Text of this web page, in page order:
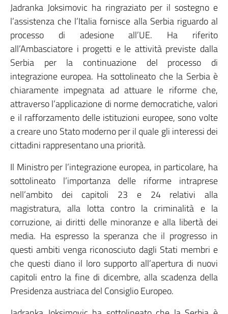
Jadranka Joksimovic ha ringraziato per il sostegno e
l’assistenza che l’Italia fornisce alla Serbia riguardo al
processo di adesione all’UE. Ha riferito
all’Ambasciatore i progetti e le attività previste dalla
Serbia per la continuazione del processo di
integrazione europea. Ha sottolineato che la Serbia è
chiaramente impegnata ad attuare le riforme che,
attraverso l’applicazione di norme democratiche, valori
e il rafforzamento delle istituzioni europee, sono volte
a creare uno Stato moderno per il quale gli interessi dei
cittadini rappresentano una priorità.
Il Ministro per l’integrazione europea, in particolare, ha
sottolineato l’importanza delle riforme intraprese
nell’ambito dei capitoli 23 e 24 relativi alla
magistratura, alla lotta contro la criminalità e la
corruzione, ai diritti delle minoranze e alla libertà dei
media. Ha espresso la speranza che il progresso in
questi ambiti venga riconosciuto dagli Stati membri e
che questi diano il loro supporto all’apertura di nuovi
capitoli entro la fine di dicembre, alla scadenza della
Presidenza austriaca del Consiglio Europeo.